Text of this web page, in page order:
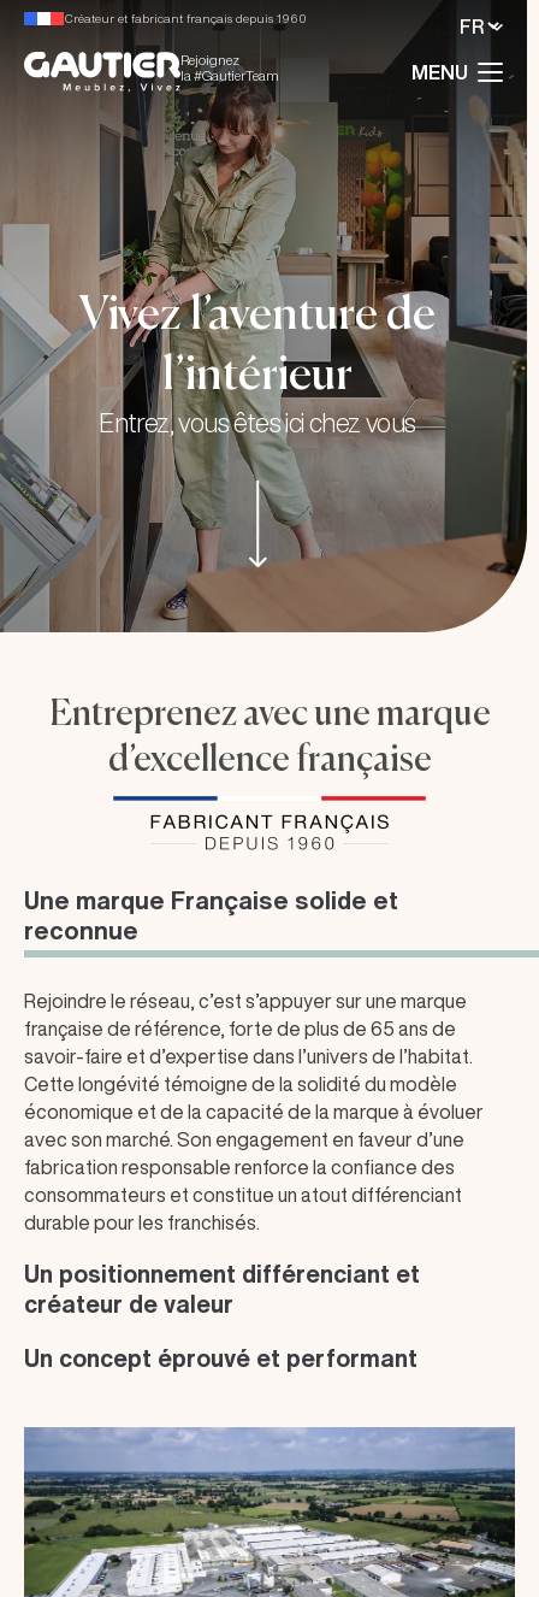
Créateur et fabricant français depuis 1960
Rejoignez
la #GautierTeam
MENU
Vivez l’aventure de
l’intérieur
Entrez, vous êtes ici chez vous
Entreprenez avec une marque
d’excellence française
Une marque Française solide et
reconnue
Rejoindre le réseau, c’est s’appuyer sur une marque
française de référence, forte de plus de 65 ans de
savoir-faire et d’expertise dans l’univers de l’habitat.
Cette longévité témoigne de la solidité du modèle
économique et de la capacité de la marque à évoluer
avec son marché. Son engagement en faveur d’une
fabrication responsable renforce la confiance des
consommateurs et constitue un atout différenciant
durable pour les franchisés.
Un positionnement différenciant et
créateur de valeur
Un concept éprouvé et performant